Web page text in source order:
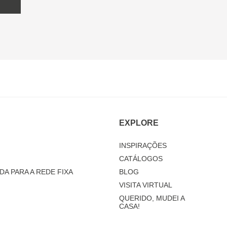
PARA A REDE FIXA
EXPLORE
INSPIRAÇÕES
CATÁLOGOS
BLOG
VISITA VIRTUAL
QUERIDO, MUDEI A
CASA!